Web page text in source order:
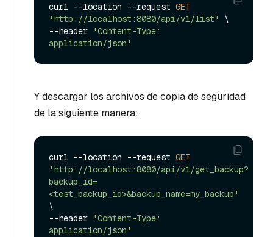
curl --location --request GET
'http://localhost:8080/api/v1/list'
\
--header
'Content-Type:
application/json'
Y descargar los archivos de copia de seguridad
de la siguiente manera:
curl --location --request GET
'http://localhost:8080/api/v1/get_backup?
backup_id=
<test_backup_id>&backup_name=my_backup'
\
--header
'Content-Type:
application/json'